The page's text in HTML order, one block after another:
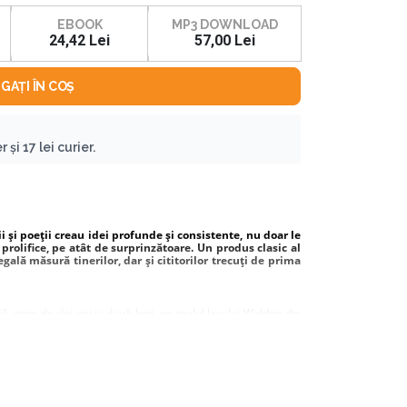
EBOOK
24,42 Lei
MP3 DOWNLOAD
57,00 Lei
ÎN COȘ
și 17 lei curier.
și poeții creau idei profunde și consistente, nu doar le
pe atât de surprinzătoare. Un produs clasic al
măsură tinerilor, dar și cititorilor trecuți de prima
de astăzi.
învăța ce avea ea să-mi spună, ca să nu descopăr,
resemnarea, dacă nu era nevoie. Am vrut să trăiesc